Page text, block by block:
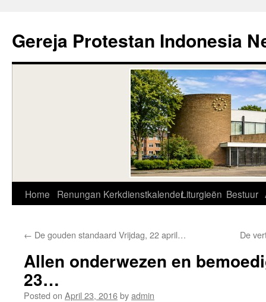
content
Gereja Protestan Indonesia
Home Renungan KerkdienstkalenderLiturgieën Bestuur
← De gouden standaard Vrijdag, 22 april… De
Allen onderwezen en
23…
Posted on April 23, 2016byadmin